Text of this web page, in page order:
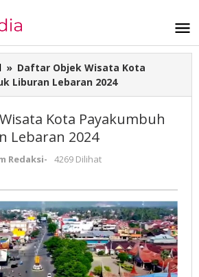
» Daftar Objek Wisata Kota
Liburan Lebaran 2024
Kota Payakumbuh
Lebaran 2024
Redaksi-
4269 Dilihat